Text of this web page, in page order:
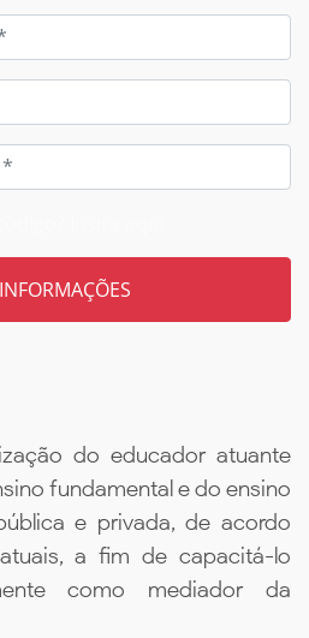
do educador atuante
fundamental e do ensino
e privada, de acordo
a fim de capacitá-lo
como mediador da